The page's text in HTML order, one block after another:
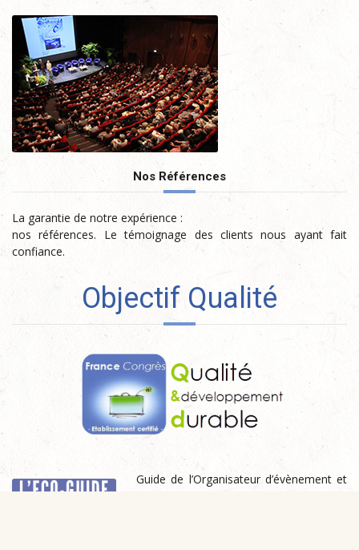
Nos Références
La garantie de notre expérience :
nos références. Le témoignage des clients nous ayant
fait confiance.
Objectif Qualité
Guide de l’Organisateur